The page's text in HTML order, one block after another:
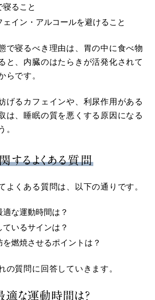
ること
ェイン・アルコールを避けること
で寝るべき理由は、胃の中に食べ物
と、内臓のはたらきが活発化されて
らです。
げるカフェインや、利尿作用がある
は、睡眠の質を悪くする原因になる
するよくある質問
よくある質問は、以下の通りです。
な運動時間は？
いるサインは？
燃焼させるポイントは？
の質問に回答していきます。
な運動時間は？